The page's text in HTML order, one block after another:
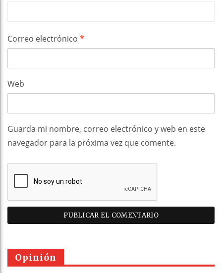
Correo electrónico *
Web
Guarda mi nombre, correo electrónico y web en este
navegador para la próxima vez que comente.
Opinión